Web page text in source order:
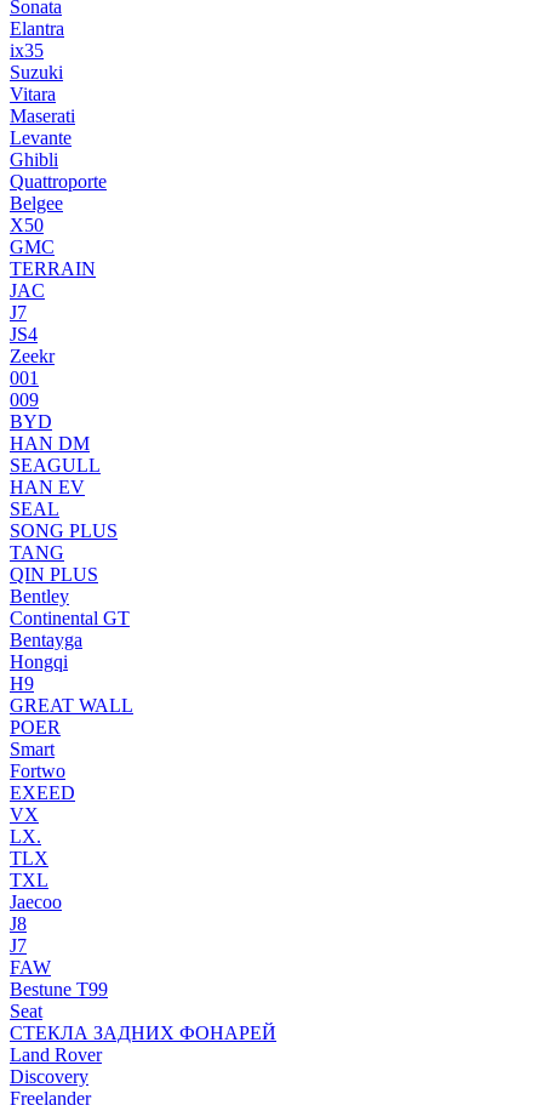
Sonata
Elantra
ix35
Suzuki
Vitara
Maserati
Levante
Ghibli
Quattroporte
Belgee
X50
GMC
TERRAIN
JAC
J7
JS4
Zeekr
001
009
BYD
HAN DM
SEAGULL
HAN EV
SEAL
SONG PLUS
TANG
QIN PLUS
Bentley
Continental GT
Bentayga
Hongqi
H9
GREAT WALL
POER
Smart
Fortwo
EXEED
VX
LX.
TLX
TXL
Jaecoo
J8
J7
FAW
Bestune T99
Seat
СТЕКЛА ЗАДНИХ ФОНАРЕЙ
Land Rover
Discovery
Freelander